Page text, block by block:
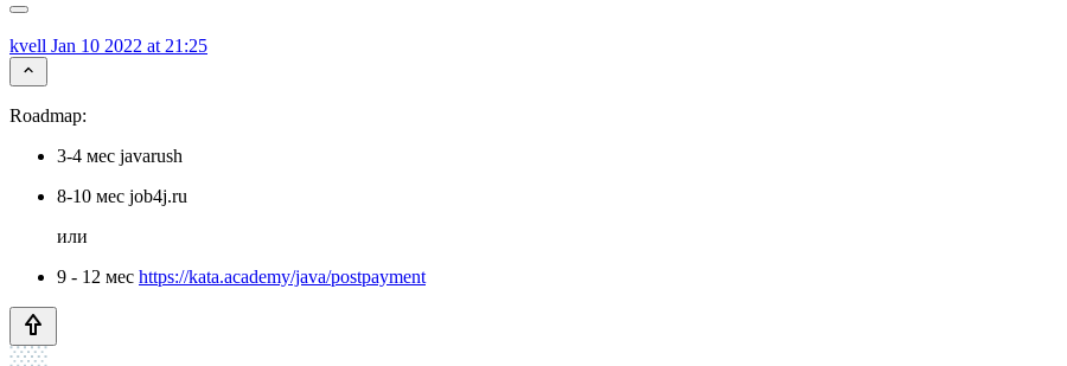
kvell Jan 10 2022 at 21:25
Roadmap:
3-4 мес javarush
8-10 мес job4j.ru
или
9 - 12 мес https://kata.academy/java/postpayment